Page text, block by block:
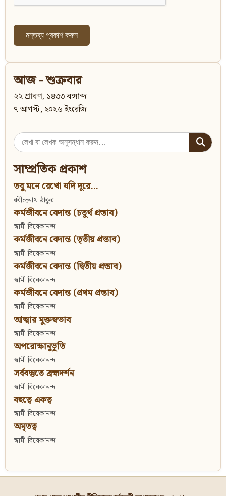
আজ - শুক্রবার
২২ শ্রাবণ, ১৪৩৩ বঙ্গাব্দ
৭ আগস্ট, ২০২৬ ইংরেজি
Search
for:
সাম্প্রতিক প্রকাশ
তবু মনে রেখো যদি দূরে...
রবীন্দ্রনাথ ঠাকুর
কর্মজীবনে বেদান্ত (চতুর্থ প্রস্তাব)
স্বামী বিবেকানন্দ
কর্মজীবনে বেদান্ত (তৃতীয় প্রস্তাব)
স্বামী বিবেকানন্দ
কর্মজীবনে বেদান্ত (দ্বিতীয় প্রস্তাব)
স্বামী বিবেকানন্দ
কর্মজীবনে বেদান্ত (প্রথম প্রস্তাব)
স্বামী বিবেকানন্দ
আত্মার মুক্তস্বভাব
স্বামী বিবেকানন্দ
অপরোক্ষানুভূতি
স্বামী বিবেকানন্দ
সর্ববস্তুতে ব্রহ্মদর্শন
স্বামী বিবেকানন্দ
বহুত্বে একত্ব
স্বামী বিবেকানন্দ
অমৃতত্ব
স্বামী বিবেকানন্দ